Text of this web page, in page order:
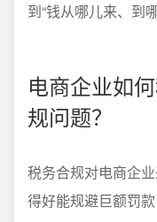
到“钱从哪儿来、到
电商企业如
规问题？
税务合规对电商企
得好能规避巨额罚